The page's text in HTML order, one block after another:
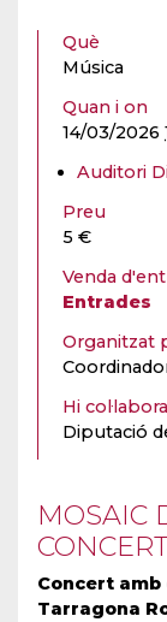
Què
Música
Quan i on
14/03/2026
Auditori
Preu
5 €
Venda
Entrades
Organitzat
Hi col·labora
Diputació
MOSAIC
Concert amb
Tarragona